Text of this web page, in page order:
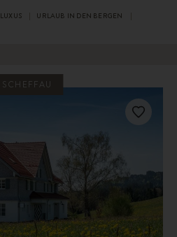
LUXUS
URLAUB IN DEN BERGEN
SCHEFFAU